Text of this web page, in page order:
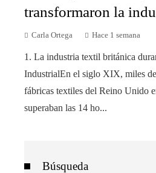
transformaron la
Carla Ortega Hace 1 semana
1. La industria textil británica
IndustrialEn el siglo XIX, miles
fábricas textiles del Reino Unido
superaban las 14 ho...
Búsqueda